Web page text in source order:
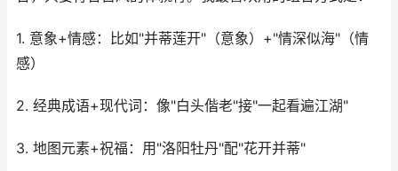
1. 意象+情感：比如"并蒂莲开"（意象）+"情深似海"（情
感）
2. 经典成语+现代词：像"白头偕老"接"一起看遍江湖"
3. 地图元素+祝福：用"洛阳牡丹"配"花开并蒂"